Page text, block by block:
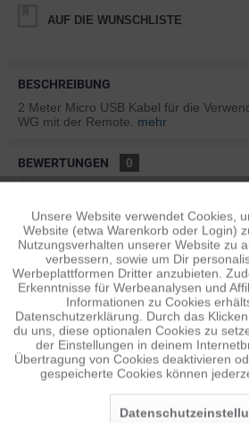
AUF DIE WUNSCHLISTE
BESCHREIBUNG
2 Meter Micro USB Kabel für die
WG mit der Remote. mehr
BEWERTUNGEN
0
Bewertungen lesen, schreiben und
ÄHNLICHE ARTIKEL
Diese Artikel sind dem Produkt ähnlich ...
Persönliche Empfehlungen
Funktionale
Tracking
Personalisierung
Service
Unsere Website verwendet Cookies,
Website (etwa Warenkorb oder Login)
Nutzungsverhalten unserer Website zu
verbessern, sowie um Dir
Werbeplattformen Dritter anzubieten.
Erkenntnisse für Werbeanalysen und
Informationen zu Cookies
Datenschutzerklärung. Durch das
du uns, diese optionalen Cookies zu
der Einstellungen in deinem
Übertragung von Cookies deaktivieren
gespeicherte Cookies können